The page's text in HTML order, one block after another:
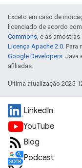
Exceto em caso de
licenciado de acordo
Commons, e as
Licença Apache 2.0. Para
Google Developers. Java
afiliadas.
Última atualização 2025-
LinkedIn
YouTube
Blog
Podcast